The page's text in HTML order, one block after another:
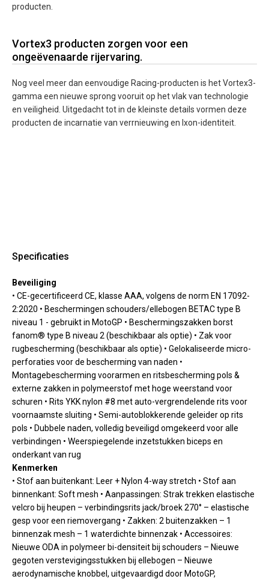
producten.
Vortex3 producten zorgen voor een
ongeëvenaarde rijervaring.
Nog veel meer dan eenvoudige Racing-producten is het Vortex3-
gamma een nieuwe sprong vooruit op het vlak van technologie
en veiligheid. Uitgedacht tot in de kleinste details vormen deze
producten de incarnatie van verrnieuwing en Ixon-identiteit.
Specificaties
Beveiliging
• CE-gecertificeerd CE, klasse AAA, volgens de norm EN 17092-
2:2020 • Beschermingen schouders/ellebogen BETAC type B
niveau 1 - gebruikt in MotoGP • Beschermingszakken borst
fanom® type B niveau 2 (beschikbaar als optie) • Zak voor
rugbescherming (beschikbaar als optie) • Gelokaliseerde micro-
perforaties voor de bescherming van naden •
Montagebescherming voorarmen en ritsbescherming pols &
externe zakken in polymeerstof met hoge weerstand voor
schuren • Rits YKK nylon #8 met auto-vergrendelende rits voor
voornaamste sluiting • Semi-autoblokkerende geleider op rits
pols • Dubbele naden, volledig beveiligd omgekeerd voor alle
verbindingen • Weerspiegelende inzetstukken biceps en
onderkant van rug
Kenmerken
• Stof aan buitenkant: Leer + Nylon 4-way stretch • Stof aan
binnenkant: Soft mesh • Aanpassingen: Strak trekken elastische
velcro bij heupen – verbindingsrits jack/broek 270° – elastische
gesp voor een riemovergang • Zakken: 2 buitenzakken – 1
binnenzak mesh – 1 waterdichte binnenzak • Accessoires:
Nieuwe ODA in polymeer bi-densiteit bij schouders – Nieuwe
gegoten verstevigingsstukken bij ellebogen – Nieuwe
aerodynamische knobbel, uitgevaardigd door MotoGP,